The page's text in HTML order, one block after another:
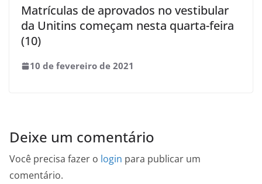
Matrículas de aprovados no vestibular
da Unitins começam nesta quarta-feira
(10)
10 de fevereiro de 2021
Deixe um comentário
Você precisa fazer o login para publicar um
comentário.